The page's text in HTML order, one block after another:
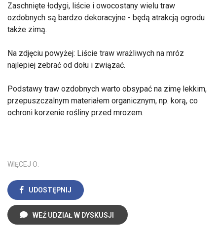
Zaschnięte łodygi, liście i owocostany wielu traw
ozdobnych są bardzo dekoracyjne - będą atrakcją ogrodu
także zimą.
Na zdjęciu powyżej: Liście traw wrażliwych na mróz
najlepiej zebrać od dołu i związać.
Podstawy traw ozdobnych warto obsypać na zimę lekkim,
przepuszczalnym materiałem organicznym, np. korą, co
ochroni korzenie rośliny przed mrozem.
WIĘCEJ O:
UDOSTĘPNIJ
WEŹ UDZIAŁ W DYSKUSJI